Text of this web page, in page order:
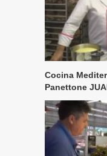
Cocina
Panettone